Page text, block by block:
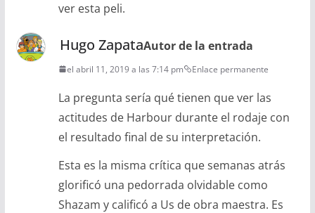
ver esta peli.
Hugo ZapataAutor de la entrada
el abril 11, 2019 a las 7:14 pm Enlace permanente
La pregunta sería qué tienen que ver las
actitudes de Harbour durante el rodaje con
el resultado final de su interpretación.
Esta es la misma crítica que semanas atrás
glorificó una pedorrada olvidable como
Shazam y calificó a Us de obra maestra. Es